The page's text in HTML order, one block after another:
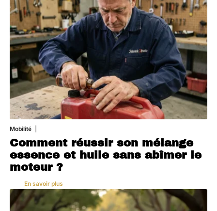
Mobilité
Comment réussir son mélange
essence et huile sans abîmer le
moteur ?
En savoir plus